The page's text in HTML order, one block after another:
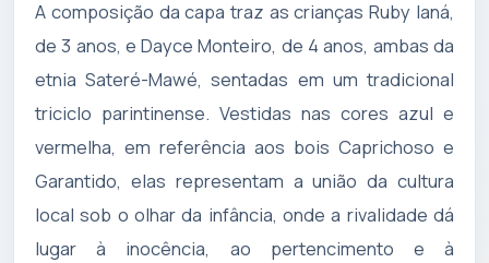
A composição da capa traz as crianças Ruby Ianá,
de 3 anos, e Dayce Monteiro, de 4 anos, ambas da
etnia Sateré-Mawé, sentadas em um tradicional
triciclo parintinense. Vestidas nas cores azul e
vermelha, em referência aos bois Caprichoso e
Garantido, elas representam a união da cultura
local sob o olhar da infância, onde a rivalidade dá
lugar à inocência, ao pertencimento e à